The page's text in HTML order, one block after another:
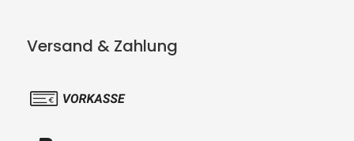
Versand & Zahlung